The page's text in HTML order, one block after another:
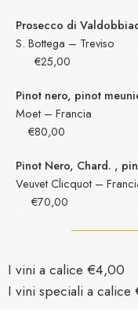
Prosecco di
S.
€25,00
Pinot nero, pinot
Moet
€80,00
Pinot Nero, Chard. ,
Veuvet
€70,00
I vini a calice €4,00
I vini speciali a calice